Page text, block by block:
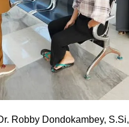
Robby Dondokambey, S.Si,